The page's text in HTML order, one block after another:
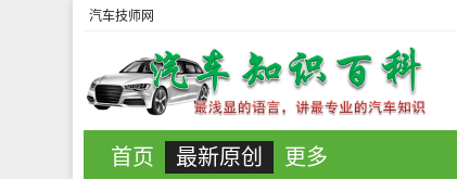
汽车技师网
首页 最新原创 更多